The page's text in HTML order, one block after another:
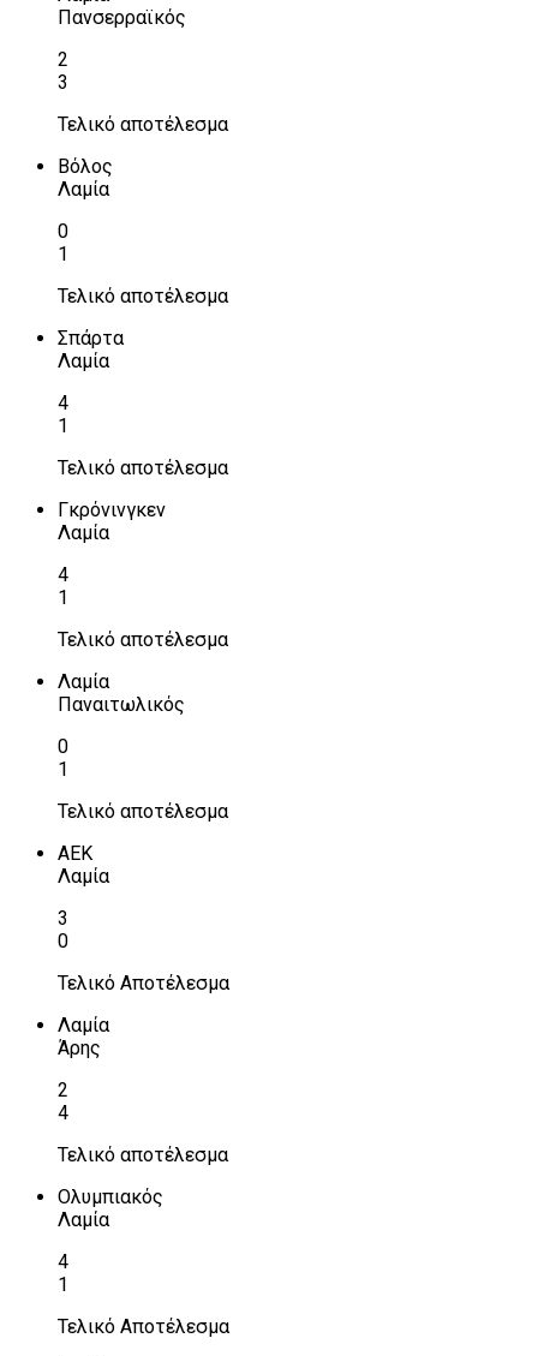
Πανσερραϊκός
2
3
Τελικό αποτέλεσμα
Βόλος
Λαμία
0
1
Τελικό αποτέλεσμα
Σπάρτα
Λαμία
4
1
Τελικό αποτέλεσμα
Γκρόνινγκεν
Λαμία
4
1
Τελικό αποτέλεσμα
Λαμία
Παναιτωλικός
0
1
Τελικό αποτέλεσμα
ΑΕΚ
Λαμία
3
0
Τελικό Αποτέλεσμα
Λαμία
Άρης
2
4
Τελικό αποτέλεσμα
Ολυμπιακός
Λαμία
4
1
Τελικό Αποτέλεσμα